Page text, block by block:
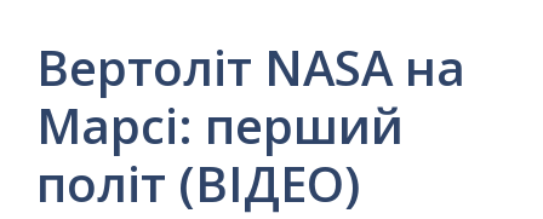
Вертоліт NASA на
Марсі: перший
політ (ВІДЕО)